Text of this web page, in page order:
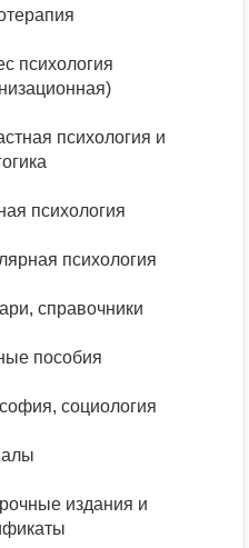
психология
психология
психология и
психология
психология
справочники
пособия
социология
издания и